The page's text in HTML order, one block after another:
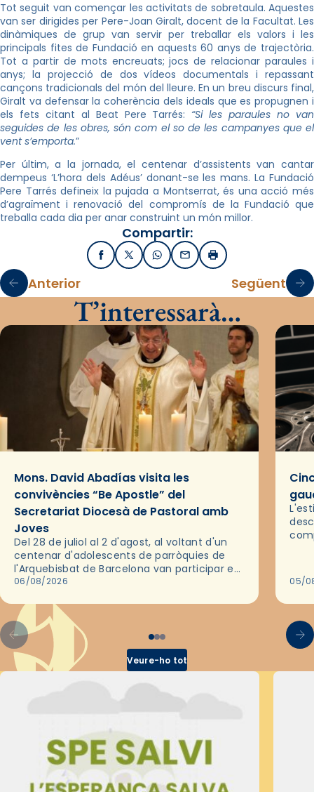
Tot seguit van començar les activitats de sobretaula. Aquestes
van ser dirigides per Pere-Joan Giralt, docent de la Facultat. Les
dinàmiques de grup van servir per treballar els valors i les
principals fites de Fundació en aquests 60 anys de trajectòria.
Tot a partir de mots encreuats; jocs de relacionar paraules i
anys; la projecció de dos vídeos documentals i repassant
cançons tradicionals del món del lleure. En un breu discurs final,
Giralt va defensar la coherència dels ideals que es propugnen i
els fets citant al Beat Pere Tarrés: “Si les paraules no van
seguides de les obres, són com el so de les campanyes que el
vent s’emporta.”
Per últim, a la jornada, el centenar d’assistents van cantar
dempeus ‘L’hora dels Adéus’ donant-se les mans. La Fundació
Pere Tarrés defineix la pujada a Montserrat, és una acció més
d’agraïment i renovació del compromís de la Fundació que
treballa cada dia per anar construint un món millor.
Compartir:
FacebookX / TwitterWhatsApp
EmailImprimir
Anterior Següent
T’interessarà…
Mons. David Abadías visita les
convivències “Be Apostle” del
Secretariat Diocesà de Pastoral amb
Joves
Del 28 de juliol al 2 d'agost, al voltant d'un
centenar d'adolescents de parròquies de
l'Arquebisbat de Barcelona van participar en
les convivències Be Apostle, organitzades
06/08/2026 05/
Veure-ho tot